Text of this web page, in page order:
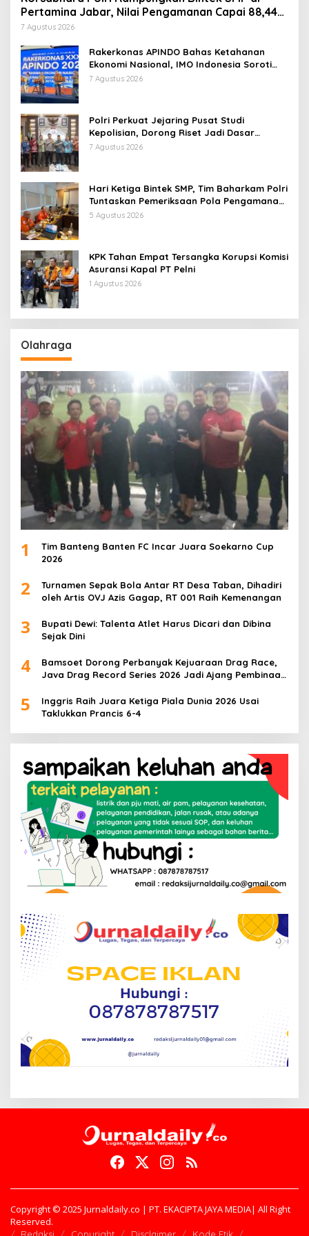
Pertamina Jabar, Nilai Pengamanan Capai 88,44
Persen
7 Agustus 2026
Rakerkonas APINDO Bahas Ketahanan
Ekonomi Nasional, IMO Indonesia Soroti
Pentingnya Kolaborasi Lintas Sektor
7 Agustus 2026
Polri Perkuat Jejaring Pusat Studi
Kepolisian, Dorong Riset Jadi Dasar
Kebijakan dan Inovasi
7 Agustus 2026
Hari Ketiga Bintek SMP, Tim Baharkam Polri
Tuntaskan Pemeriksaan Pola Pengamanan
Pertamina Patra Niaga Jabar
5 Agustus 2026
KPK Tahan Empat Tersangka Korupsi Komisi
Asuransi Kapal PT Pelni
1 Agustus 2026
Olahraga
1
Tim Banteng Banten FC Incar Juara Soekarno Cup
2026
2
Turnamen Sepak Bola Antar RT Desa Taban, Dihadiri
oleh Artis OVJ Azis Gagap, RT 001 Raih Kemenangan
3
Bupati Dewi: Talenta Atlet Harus Dicari dan Dibina
Sejak Dini
4
Bamsoet Dorong Perbanyak Kejuaraan Drag Race,
Java Drag Record Series 2026 Jadi Ajang Pembinaan
5
Inggris Raih Juara Ketiga Piala Dunia 2026 Usai
Taklukkan Prancis 6-4
Copyright © 2025 Jurnaldaily.co | PT. EKACIPTA JAYA MEDIA| All Right
Reserved.